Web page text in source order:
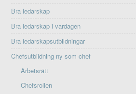
Bra ledarskap
Bra ledarskap i vardagen
Bra ledarskapsutbildningar
Chefsutbildning ny som chef
Arbetsrätt
Chefsrollen